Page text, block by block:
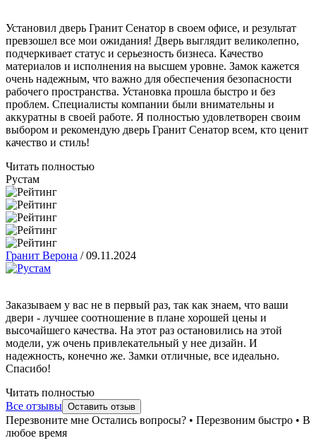
Установил дверь Гранит Сенатор в своем офисе, и результат
превзошел все мои ожидания! Дверь выглядит великолепно,
подчеркивает статус и серьезность бизнеса. Качество
материалов и исполнения на высшем уровне. Замок кажется
очень надежным, что важно для обеспечения безопасности
рабочего пространства. Установка прошла быстро и без
проблем. Специалисты компании были внимательны и
аккуратны в своей работе. Я полностью удовлетворен своим
выбором и рекомендую дверь Гранит Сенатор всем, кто ценит
качество и стиль!
Читать полностью
Рустам
Гранит Верона /09.11.2024
Заказываем у вас не в первый раз, так как знаем, что ваши
двери - лучшее соотношение в плане хорошей цены и
высочайшего качества. На этот раз остановились на этой
модели, уж очень привлекательный у нее дизайн. И
надежность, конечно же. Замки отличные, все идеально.
Спасибо!
Читать полностью
Все отзывы Оставить отзыв
Перезвоните мне Остались вопросы? • Перезвоним быстро • В
любое время